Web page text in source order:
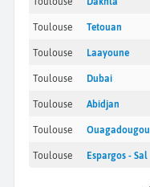
Toulouse Tetouan
Toulouse Laayoune
Toulouse Dubai
Toulouse Abidjan
Toulouse Ouagadougou
Toulouse Espargos - Sal